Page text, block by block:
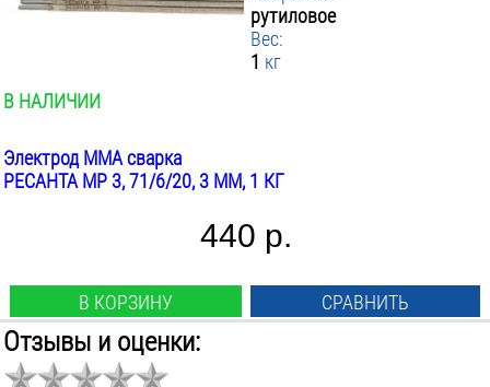
рутиловое
Вес:
1 кг
В НАЛИЧИИ
Электрод MMA сварка
РЕСАНТА МР 3, 71/6/20, 3 ММ, 1 КГ
440 р.
В КОРЗИНУ СРАВНИТЬ
Отзывы и оценки: